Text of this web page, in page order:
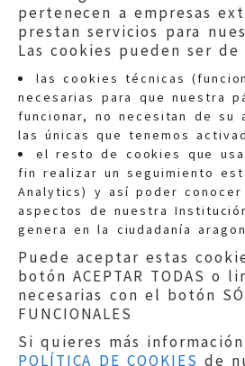
pertenecen a empresas
prestan servicios para
Las cookies pueden ser
las cookies técnicas
necesarias para que nuestra
funcionar, no necesitan de su
las únicas que tenemos
el resto de cookies que
fin realizar un seguimiento
Analytics) y así poder
aspectos de nuestra
genera en la ciudadanía
Puede aceptar estas
botón ACEPTAR TODAS o
necesarias con el botón
FUNCIONALES
Si quieres más
POLÍTICA DE COOKIES de
Quejas:
Información
Teléfonos:900 210